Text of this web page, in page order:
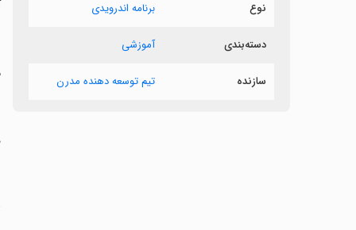
نوع برنامه اندرویدی
دسته‌بندی آموزشی
سازنده تیم توسعه دهنده مدرن